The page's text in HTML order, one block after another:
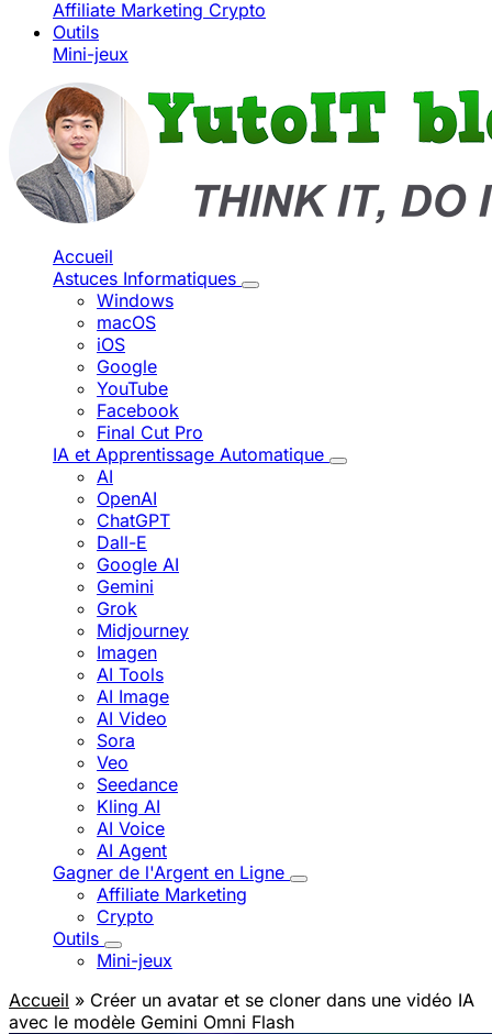
Affiliate Marketing Crypto
Outils
Mini-jeux
Accueil
Astuces Informatiques
Windows
macOS
iOS
Google
YouTube
Facebook
Final Cut Pro
IA et Apprentissage Automatique
AI
OpenAI
ChatGPT
Dall-E
Google AI
Gemini
Grok
Midjourney
Imagen
AI Tools
AI Image
AI Video
Sora
Veo
Seedance
Kling AI
AI Voice
AI Agent
Gagner de l'Argent en Ligne
Affiliate Marketing
Crypto
Outils
Mini-jeux
Accueil » Créer un avatar et se cloner dans une vidéo IA
avec le modèle Gemini Omni Flash